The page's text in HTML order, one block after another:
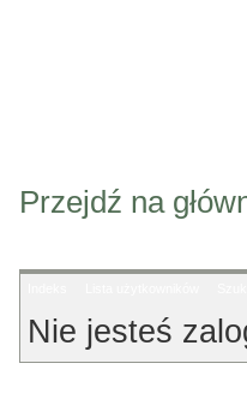
Przejdź na
Nie jesteś